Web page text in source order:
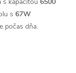
s 67W
počas dňa.